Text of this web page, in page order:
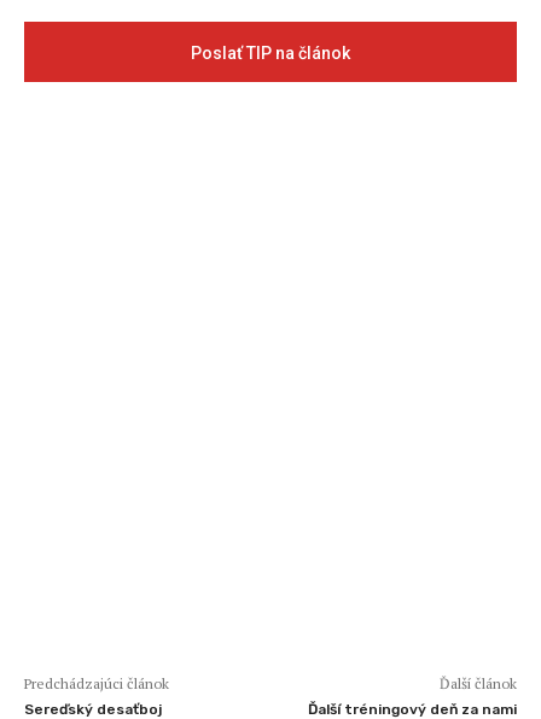
Poslať TIP na článok
Predchádzajúci článok
Sereďský desaťboj
Ďalší článok
Ďalší tréningový deň za nami